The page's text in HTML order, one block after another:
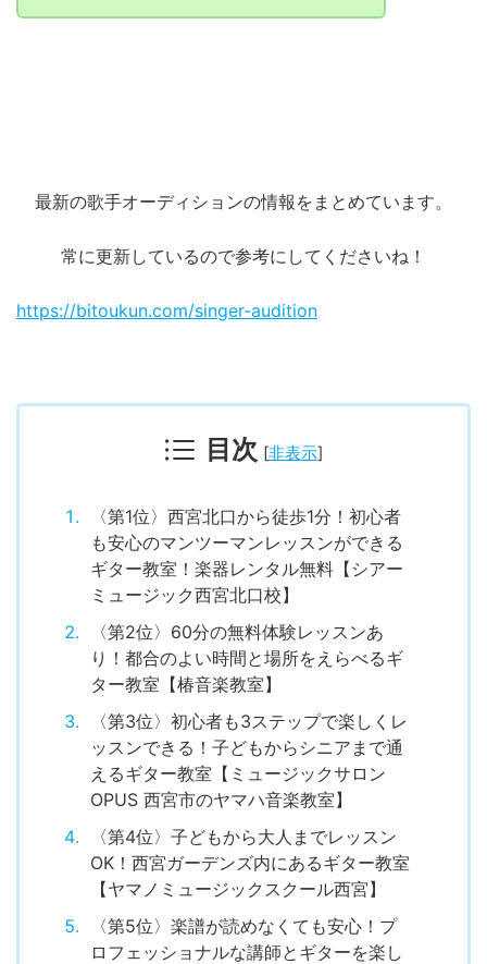
最新の歌手オーディションの情報をまとめています。
常に更新しているので参考にしてくださいね！
https://bitoukun.com/singer-audition
目次 [非表示]
〈第1位〉西宮北口から徒歩1分！初心者
も安心のマンツーマンレッスンができる
ギター教室！楽器レンタル無料【シアー
ミュージック西宮北口校】
〈第2位〉60分の無料体験レッスンあ
り！都合のよい時間と場所をえらべるギ
ター教室【椿音楽教室】
〈第3位〉初心者も3ステップで楽しくレ
ッスンできる！子どもからシニアまで通
えるギター教室【ミュージックサロン
OPUS 西宮市のヤマハ音楽教室】
〈第4位〉子どもから大人までレッスン
OK！西宮ガーデンズ内にあるギター教室
【ヤマノミュージックスクール西宮】
〈第5位〉楽譜が読めなくても安心！プ
ロフェッショナルな講師とギターを楽し